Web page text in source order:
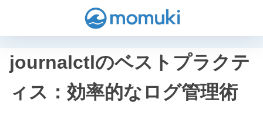
journalctlのベストプラクテ
ィス：効率的なログ管理術